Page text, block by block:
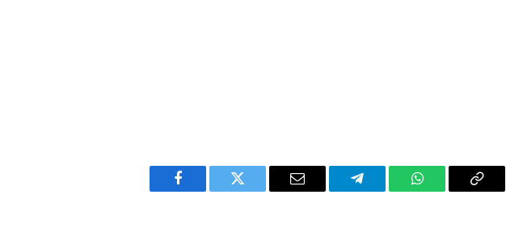
Facebook Twitter Email Telegram WhatsAppCopy